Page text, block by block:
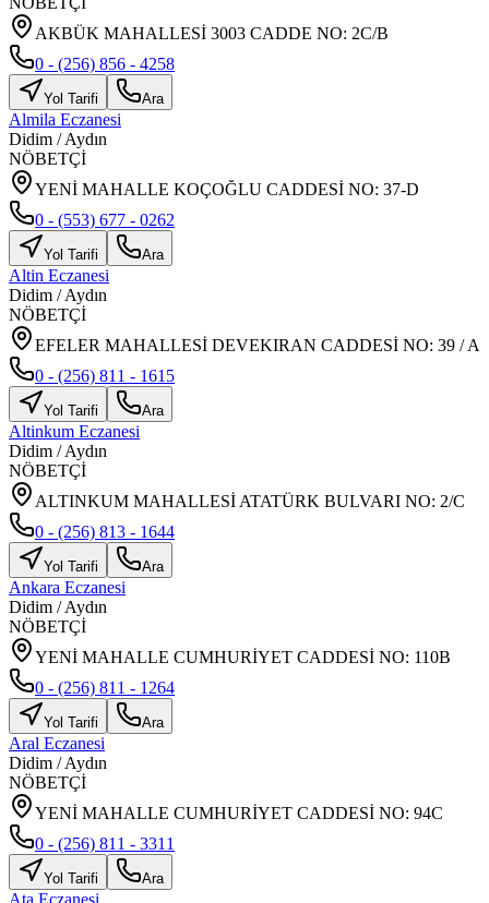
AKBÜK MAHALLESİ 3003 CADDE NO: 2C/B
0 - (256) 856 - 4258
Yol Tarifi Ara
Almila Eczanesi
Didim /Aydın
NÖBETÇİ
YENİ MAHALLE KOÇOĞLU CADDESİ NO: 37-D
0 - (553) 677 - 0262
Yol Tarifi Ara
Altin Eczanesi
Didim /Aydın
NÖBETÇİ
EFELER MAHALLESİ DEVEKIRAN CADDESİ NO: 39 / A
0 - (256) 811 - 1615
Yol Tarifi Ara
Altinkum Eczanesi
Didim /Aydın
NÖBETÇİ
ALTINKUM MAHALLESİ ATATÜRK BULVARI NO: 2/C
0 - (256) 813 - 1644
Yol Tarifi Ara
Ankara Eczanesi
Didim /Aydın
NÖBETÇİ
YENİ MAHALLE CUMHURİYET CADDESİ NO: 110B
0 - (256) 811 - 1264
Yol Tarifi Ara
Aral Eczanesi
Didim /Aydın
NÖBETÇİ
YENİ MAHALLE CUMHURİYET CADDESİ NO: 94C
0 - (256) 811 - 3311
Yol Tarifi Ara